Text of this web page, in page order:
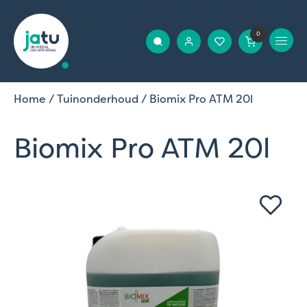
0
Home /Tuinonderhoud / Biomix Pro ATM 20l
Biomix Pro ATM 20l